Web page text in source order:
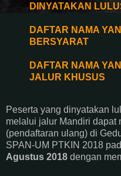
DINYATAKAN
DAFTAR NAMA
BERSYARAT
DAFTAR NAMA
JALUR KHUSUS
Peserta yang dinyatakan
melalui jalur Mandiri dapat
(pendaftaran ulang) di
SPAN-UM PTKIN 2018
Agustus 2018 dengan